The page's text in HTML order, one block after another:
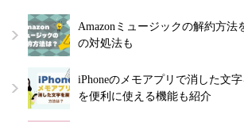
Amazonミュージックの解約方法
の対処法も
iPhoneのメモアプリで消した文
を便利に使える機能も紹介